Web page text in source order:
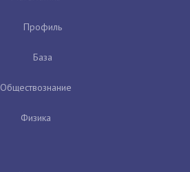
Профиль
База
Обществознание
Физика